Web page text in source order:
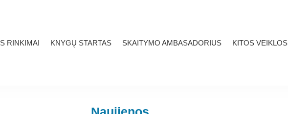
RINKIMAI KNYGŲ STARTAS SKAITYMO AMBASADORIUS KITOS VEIKLOS